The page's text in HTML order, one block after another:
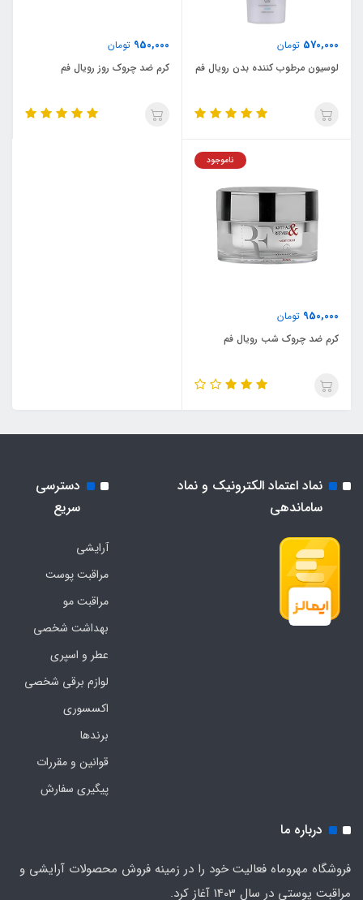
570,000 تومان
لوسیون مرطوب کننده بدن رویال فم
950,000 تومان
کرم ضد چروک روز رویال فم
950,000 تومان
ناموجود
کرم ضد چروک شب رویال فم
نماد اعتماد الکترونیک و نماد
ساماندهی
دسترسی
سریع
آرایشی
مراقبت پوست
مراقبت مو
بهداشت شخصی
عطر و اسپری
لوازم برقی شخصی
اکسسوری
برندها
قوانین و مقررات
پیگیری سفارش
درباره ما
فروشگاه مهروماه فعالیت خود را در زمینه فروش محصولات آرایشی و
مراقبت پوستی در سال 1403 آغاز کرد.